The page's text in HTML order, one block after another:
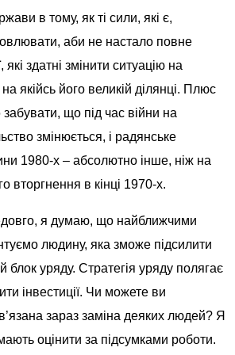
в тому, як ті сили, які є,
аби не настало повне
здатні змінити ситуацію на
якійсь його великій ділянці. Плюс
що під час війни на
змінюється, і радянське
1980-х – абсолютно інше, ніж на
вторгнення в кінці 1970-х.
я думаю, що найближчими
людину, яка зможе підсилити
блок уряду. Стратегія уряду полягає
інвестиції. Чи можете ви
зараз заміна деяких людей? Я
оцінити за підсумками роботи.